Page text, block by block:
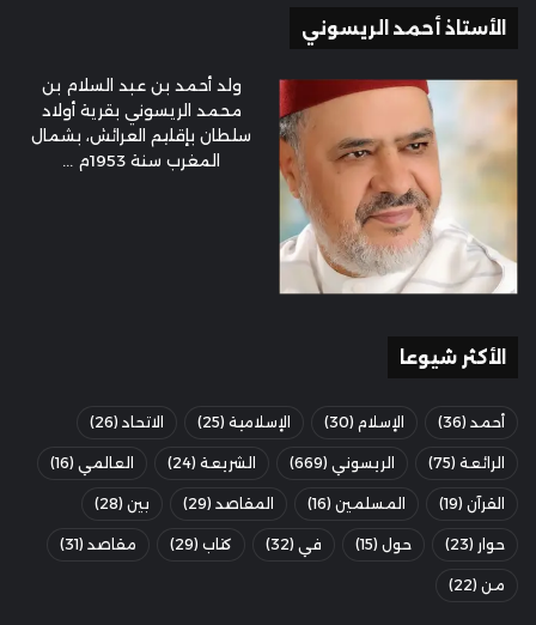
الأستاذ أحمد الريسوني
ولد أحمد بن عبد السلام بن
محمد الريسوني بقرية أولاد
سلطان بإقليم العرائش، بشمال
المغرب سنة 1953م ...
الأكثر شيوعا
أحمد (36) الإسلام (30) الإسلامية (25) الاتحاد (26)
الرائعة (75) الريسوني (669) الشريعة (24) العالمي (16)
القرآن (19) المسلمين (16) المقاصد (29) بين (28)
حوار (23) حول (15) في (32) كتاب (29) مقاصد (31)
من (22)